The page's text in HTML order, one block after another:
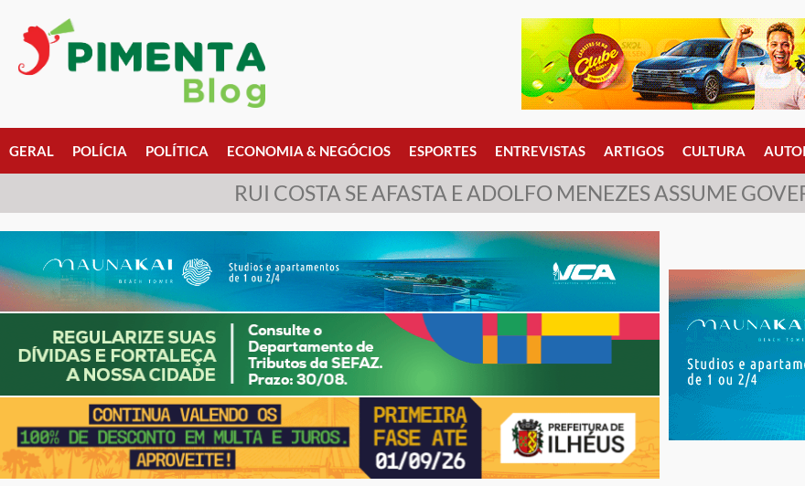
GERAL POLÍCIA POLÍTICA ECONOMIA & NEGÓCIOS ESPORTES ENTREVISTAS ARTIGOS CULTURA
RUI COSTA SE AFASTA E ADOLFO MENEZES ASSUME